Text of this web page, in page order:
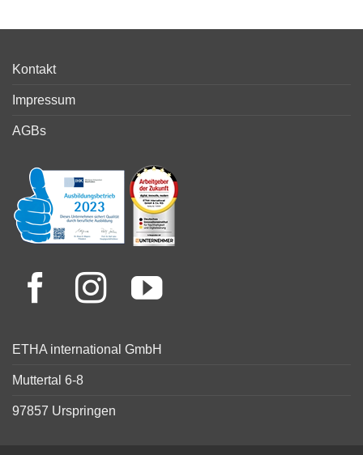
Kontakt
Impressum
AGBs
ETHA international GmbH
Muttertal 6-8
97857 Urspringen